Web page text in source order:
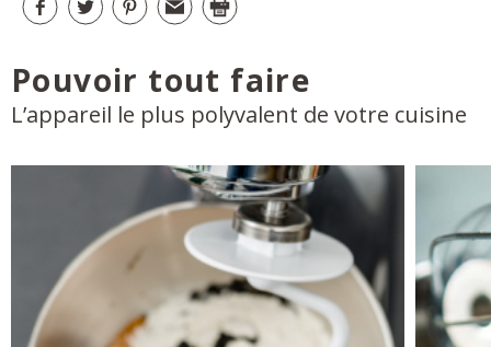
Pouvoir tout faire
L’appareil le plus polyvalent de votre cuisine